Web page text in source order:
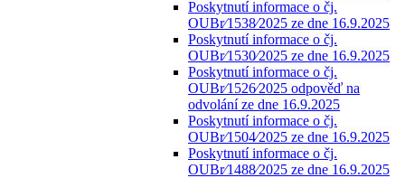
Poskytnutí informace o čj.
OUBr⁄1538⁄2025 ze dne 16.9.2025
Poskytnutí informace o čj.
OUBr⁄1530⁄2025 ze dne 16.9.2025
Poskytnutí informace o čj.
OUBr⁄1526⁄2025 odpověď na
odvolání ze dne 16.9.2025
Poskytnutí informace o čj.
OUBr⁄1504⁄2025 ze dne 16.9.2025
Poskytnutí informace o čj.
OUBr⁄1488⁄2025 ze dne 16.9.2025